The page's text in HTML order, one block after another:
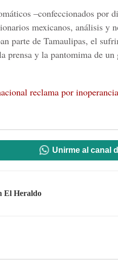
–confeccionados por
mexicanos, análisis y
parte de Tamaulipas, el
prensa y la pantomima de
reclama por
Unirme al canal
El Heraldo